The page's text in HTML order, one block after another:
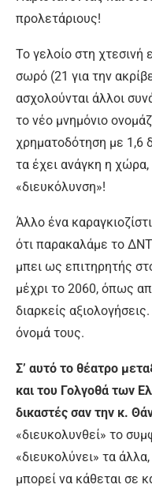
προλετάριους!
Το γελοίο στη χτεσινή
σωρό (21 για την
ασχολούνται άλλοι
το νέο μνημόνιο
χρηματοδότηση με 1,6
τα έχει ανάγκη η χώρα,
«διευκόλυνση»!
Άλλο ένα
ότι παρακαλάμε το
μπει ως επιτηρητής
μέχρι το 2060, όπως
διαρκείς
όνομά τους.
Σ’ αυτό το θέατρο
και του Γολγοθά των
δικαστές σαν την κ.
«διευκολυνθεί» το
«διευκολύνει» τα
μπορεί να κάθεται σε